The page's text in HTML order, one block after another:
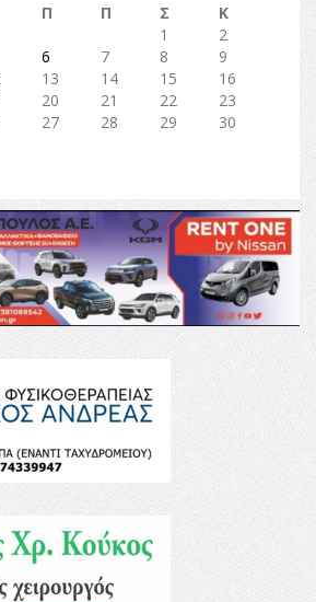
Π Π Σ
Κ
1
2
6 7 8
9
13 14 15
16
20 21 22
23
27 28 29
30